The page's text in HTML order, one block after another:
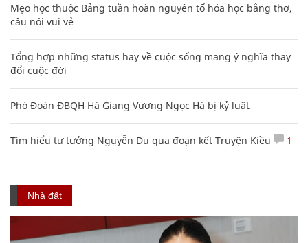
Mẹo học thuộc Bảng tuần hoàn nguyên tố hóa học bằng thơ,
câu nói vui vẻ
Tổng hợp những status hay về cuộc sống mang ý nghĩa thay
đổi cuộc đời
Phó Đoàn ĐBQH Hà Giang Vương Ngọc Hà bị kỷ luật
Tìm hiểu tư tưởng Nguyễn Du qua đoạn kết Truyện Kiều 1
Nhà đất